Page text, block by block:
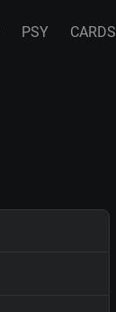
PSY CARDS